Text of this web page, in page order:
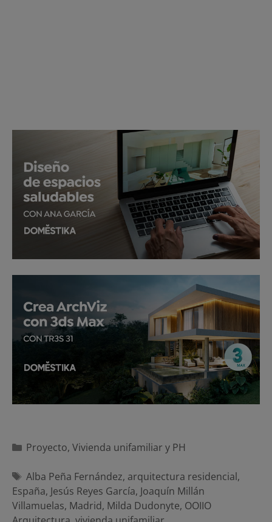
Categorías
Proyecto, Vivienda unifamiliar y PH
Etiquetas
Alba Peña Fernández, arquitectura residencial,
España, Jesús Reyes García, Joaquín Millán
Villamuelas, Madrid, Milda Dudonyte, OOIIO